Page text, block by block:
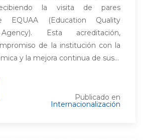
la visita de pares
EQUAA (Education Quality
Esta acreditación,
de la institución con la
y la mejora continua de sus...
Publicado en
Internacionalización